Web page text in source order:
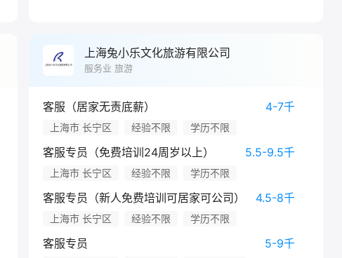
上海兔小乐文化旅游有限公司
服务业 旅游
客服（居家无责底薪） 4-7千
上海市 长宁区 经验不限 学历不限
客服专员（免费培训24周岁以上） 5.5-9.5千
上海市 长宁区 经验不限 学历不限
客服专员（新人免费培训可居家可公司） 4.5-8千
上海市 长宁区 经验不限 学历不限
客服专员 5-9千